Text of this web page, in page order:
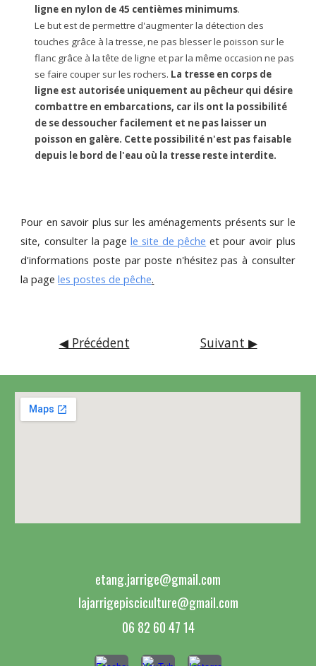
ligne en nylon de 45 centièmes minimums.
Le but est de permettre d'augmenter la détection des
touches grâce à la tresse, ne pas blesser le poisson sur le
flanc grâce à la tête de ligne et par la même occasion ne pas
se faire couper sur les rochers. La tresse en corps de
ligne est autorisée uniquement au pêcheur qui désire
combattre en embarcations, car ils ont la possibilité
de se dessoucher facilement et ne pas laisser un
poisson en galère. Cette possibilité n'est pas faisable
depuis le bord de l'eau où la tresse reste interdite.
Pour en savoir plus sur les aménagements présents sur le
site, consulter la page le site de pêche et pour avoir plus
d'informations poste par poste n'hésitez pas à consulter
la pageles postes de pêche.
◀ Précédent Suivant ▶
etang.jarrige@gmail.com
lajarrigepisciculture@gmail.com
06 82 60 47 14